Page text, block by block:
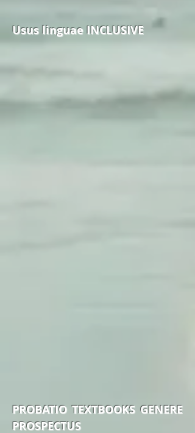
Usus linguae INCLUSIVE
PROBATIO TEXTBOOKS GENERE
PROSPECTUS